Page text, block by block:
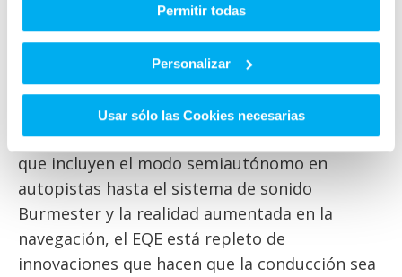
Permitir todas
Personalizar
Usar sólo las Cookies necesarias
Tecnología Avanzada:
El Mercedes-Benz EQE no solo es un lujo para
los sentidos, sino que también ofrece una
serie de características tecnológicas
avanzadas. Desde asistencias a la conducción
que incluyen el modo semiautónomo en
autopistas hasta el sistema de sonido
Burmester y la realidad aumentada en la
navegación, el EQE está repleto de
innovaciones que hacen que la conducción sea